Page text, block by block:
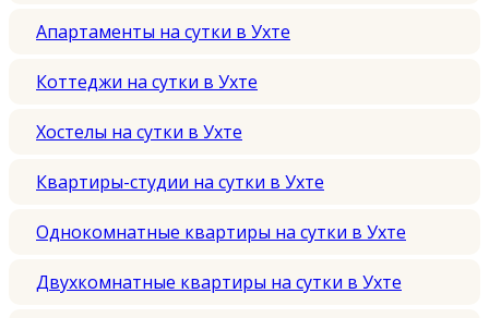
Апартаменты на сутки в Ухте
Коттеджи на сутки в Ухте
Хостелы на сутки в Ухте
Квартиры-студии на сутки в Ухте
Однокомнатные квартиры на сутки в Ухте
Двухкомнатные квартиры на сутки в Ухте